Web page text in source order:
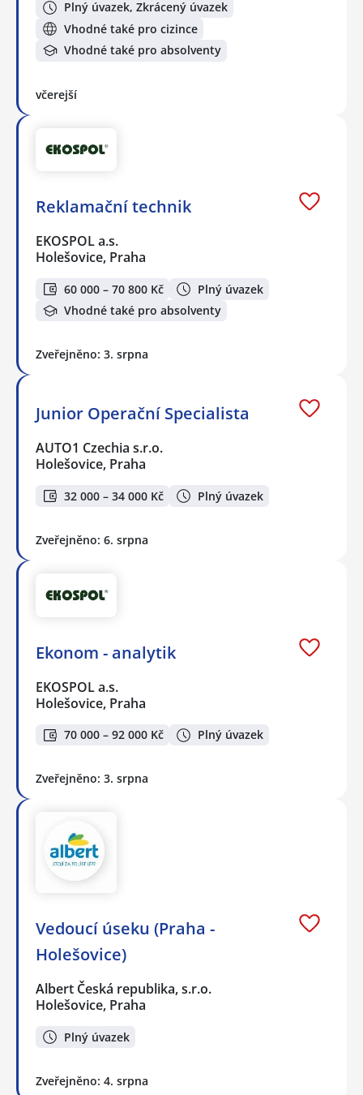
Plný úvazek, Zkrácený úvazek
Vhodné také pro cizince
Vhodné také pro absolventy
včerejší
Reklamační technik
EKOSPOL a.s.
Holešovice, Praha
60 000 – 70 800 Kč
Plný úvazek
Vhodné také pro absolventy
Zveřejněno: 3. srpna
Junior Operační Specialista
AUTO1 Czechia s.r.o.
Holešovice, Praha
32 000 – 34 000 Kč Plný úvazek
Zveřejněno: 6. srpna
Ekonom - analytik
EKOSPOL a.s.
Holešovice, Praha
70 000 – 92 000 Kč Plný úvazek
Zveřejněno: 3. srpna
Vedoucí úseku (Praha -
Holešovice)
Albert Česká republika, s.r.o.
Holešovice, Praha
Plný úvazek
Zveřejněno: 4. srpna